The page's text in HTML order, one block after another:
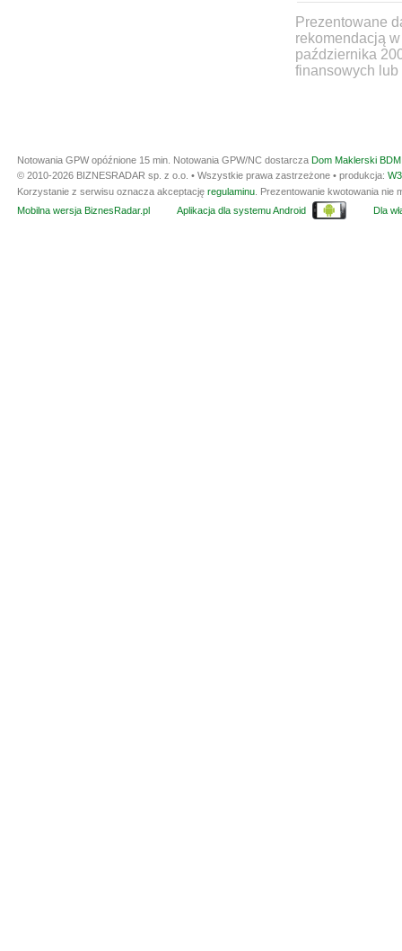
Prezentowane
rekomendacją
października
finansowych lub
Notowania GPW opóźnione 15 min. Notowania GPW/NC dostarcza Dom Maklerski
© 2010-2026 BIZNESRADAR sp. z o.o. • Wszystkie prawa zastrzeżone • produkcja:
Korzystanie z serwisu oznacza akceptację regulaminu . Prezentowanie kwotowania
Mobilna wersja BiznesRadar.pl
Aplikacja dla systemu Android Dla